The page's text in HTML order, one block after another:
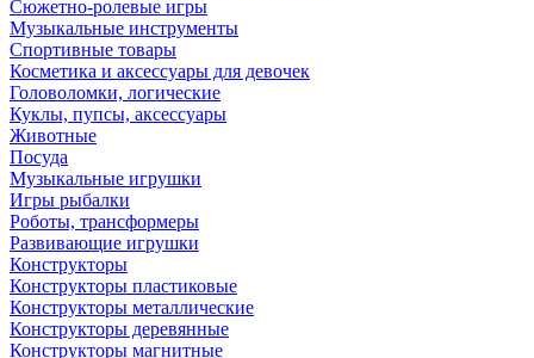
Сюжетно-ролевые игры
Музыкальные инструменты
Спортивные товары
Косметика и аксессуары для девочек
Головоломки, логические
Куклы, пупсы, аксессуары
Животные
Посуда
Музыкальные игрушки
Игры рыбалки
Роботы, трансформеры
Развивающие игрушки
Конструкторы
Конструкторы пластиковые
Конструкторы металлические
Конструкторы деревянные
Конструкторы магнитные